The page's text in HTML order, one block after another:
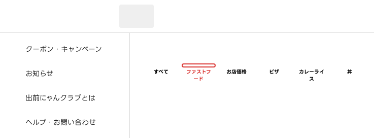
クーポン・キャンペーン
お知らせ
出前にゃんクラブとは
ヘルプ・お問い合わせ
すべて
ファストフ
ード
お店価格 ピザ
カレーライ
ス
丼